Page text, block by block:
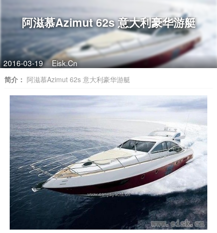
阿滋慕Azimut 62s 意大利豪华游艇
2016-03-19 Eisk.Cn
简介： 阿滋慕Azimut 62s 意大利豪华游艇